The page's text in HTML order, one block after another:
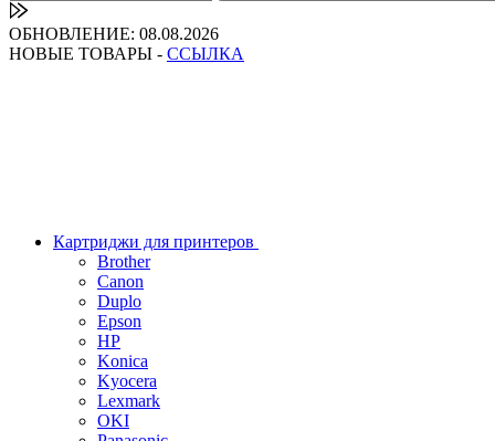
ОБНОВЛЕНИЕ: 08.08.2026
НОВЫЕ ТОВАРЫ - ССЫЛКА
Картриджи для принтеров
Brother
Canon
Duplo
Epson
HP
Konica
Kyocera
Lexmark
OKI